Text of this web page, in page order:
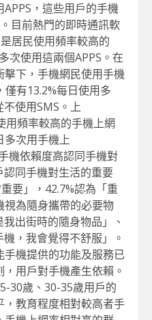
，這些用戶的手機
目前熱門的即時通訊軟
居民使用頻率較高的
次使用這兩個APPS。在
下，手機網民使用手機
僅有13.2%每日使用多
使用SMS。上
用頻率較高的手機上網
多次用手機上
機依賴度高認同手機對
同手機對生活的重要
要」，42.7%認為「重
為隨身攜帶的必要物
出街時的隨身物品」、
，我會覺得不舒服」。
機提供的功能及服務已
用戶對手機產生依賴。
30歲、30-35歲用戶的
教育程度相對較高者手